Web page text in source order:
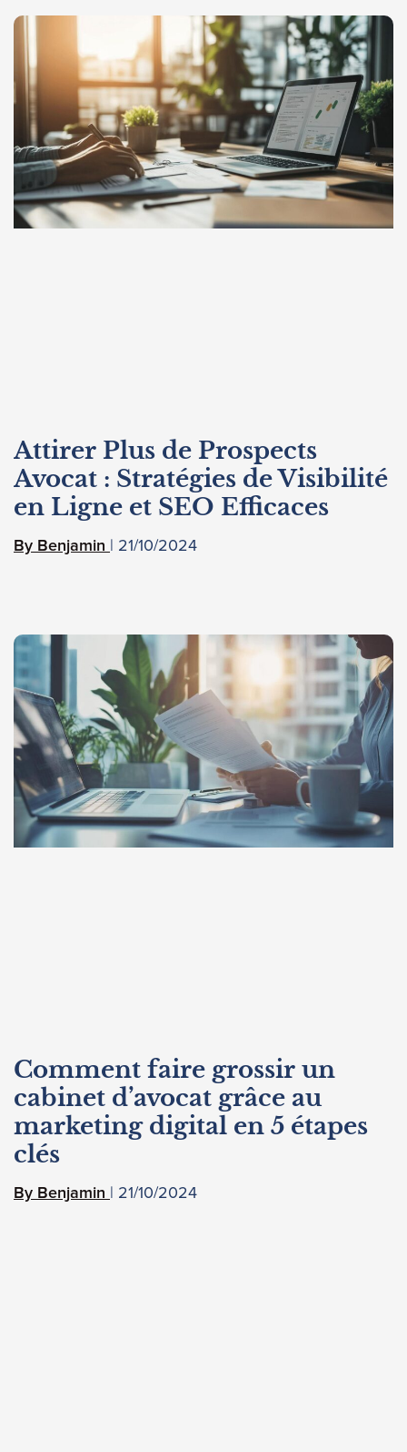
Attirer Plus de Prospects
Avocat : Stratégies de Visibilité
en Ligne et SEO Efficaces
Benjamin 21/10/2024
Comment faire grossir un
cabinet d’avocat grâce au
marketing digital en 5 étapes
clés
Benjamin 21/10/2024